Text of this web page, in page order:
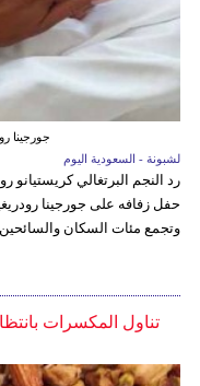
جورجينا
لشبونة - السعودية اليوم
رد النجم البرتغالي
حفل زفافه على جورجينا
وتجمع مئات السكان والسائحين
تناول المكسرات